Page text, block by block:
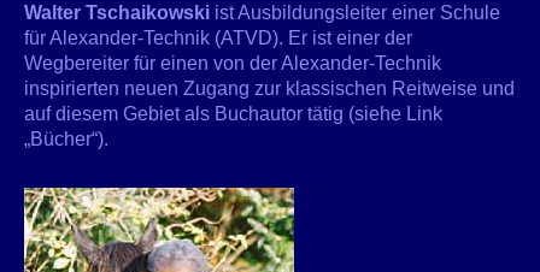
Walter Tschaikowski ist Ausbildungsleiter einer Schule
für Alexander-Technik (ATVD). Er ist einer der
Wegbereiter für einen von der Alexander-Technik
inspirierten neuen Zugang zur klassischen Reitweise und
auf diesem Gebiet als Buchautor tätig (siehe Link
„Bücher“).